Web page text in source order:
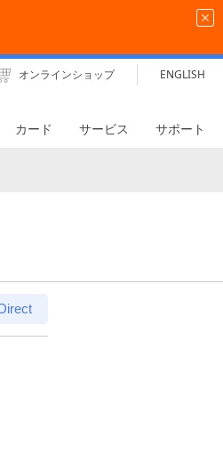
オンラインショップ ENGLISH
カード サービス サポート